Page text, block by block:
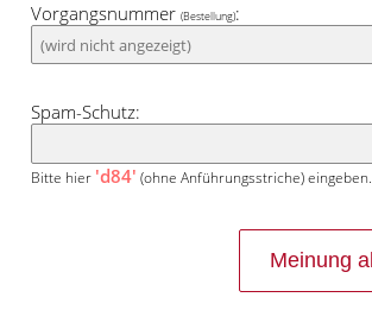
Vorgangsnummer(Bestellung):
Spam-Schutz:
Bitte hier 'd84' (ohne Anführungsstriche) eingeben.